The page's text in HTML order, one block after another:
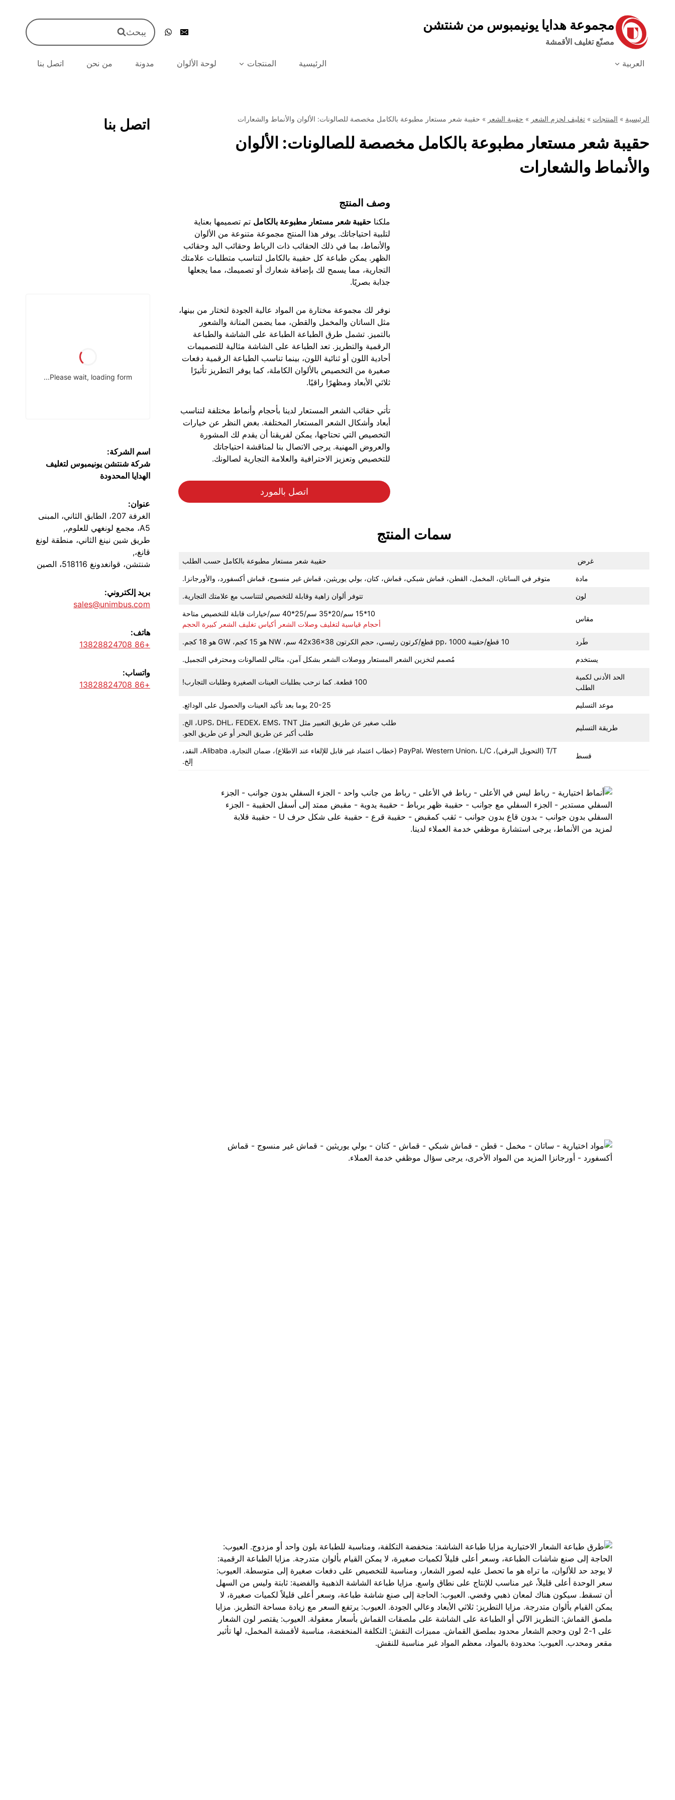
مجموعة هدايا يونيمبوس من شنتشن
مصنّع تغليف الأقمشة
يبحث
العربية الرئيسية المنتجات لوحة الألوان مدونة من نحن اتصل بنا
الرئيسية » المنتجات » تغليف لحزم الشعر » حقيبة الشعر » حقيبة شعر مستعار مطبوعة بالكامل مخصصة للصالونات: الألوان والأنماط والشعارات
حقيبة شعر مستعار مطبوعة بالكامل مخصصة للصالونات: الألوان
والأنماط والشعارات
وصف المنتج
ملكنا حقيبة شعر مستعار مطبوعة بالكامل تم تصميمها بعناية
لتلبية احتياجاتك. يوفر هذا المنتج مجموعة متنوعة من الألوان
والأنماط، بما في ذلك الحقائب ذات الرباط وحقائب اليد وحقائب
الظهر. يمكن طباعة كل حقيبة بالكامل لتناسب متطلبات علامتك
التجارية، مما يسمح لك بإضافة شعارك أو تصميمك، مما يجعلها
جذابة بصريًا.
نوفر لك مجموعة مختارة من المواد عالية الجودة لتختار من بينها،
مثل الساتان والمخمل والقطن، مما يضمن المتانة والشعور
بالتميز. تشمل طرق الطباعة الطباعة على الشاشة والطباعة
الرقمية والتطريز. تعد الطباعة على الشاشة مثالية للتصميمات
أحادية اللون أو ثنائية اللون، بينما تناسب الطباعة الرقمية دفعات
صغيرة من التخصيص بالألوان الكاملة، كما يوفر التطريز تأثيرًا
ثلاثي الأبعاد ومظهرًا راقيًا.
تأتي حقائب الشعر المستعار لدينا بأحجام وأنماط مختلفة لتناسب
أبعاد وأشكال الشعر المستعار المختلفة. بغض النظر عن خيارات
التخصيص التي تحتاجها، يمكن لفريقنا أن يقدم لك المشورة
والعروض المهنية. يرجى الاتصال بنا لمناقشة احتياجاتك
للتخصيص وتعزيز الاحترافية والعلامة التجارية لصالونك.
اتصل بالمورد
سمات المنتج
غرض حقيبة شعر مستعار مطبوعة بالكامل حسب الطلب
مادة متوفر في الساتان، المخمل، القطن، قماش شبكي، قماش، كتان، بولي يوريثين، قماش غير منسوج، قماش أكسفورد، والأورجانزا.
لون تتوفر ألوان زاهية وقابلة للتخصيص لتتناسب مع علامتك التجارية.
مقاس
10*15 سم/20*35 سم/25*40 سم/خيارات قابلة للتخصيص متاحة
أحجام قياسية لتغليف وصلات الشعر أكياس تغليف الشعر كبيرة الحجم
طَرد 10 قطع/حقيبة pp، 1000 قطع/كرتون رئيسي، حجم الكرتون 42x36x38 سم، NW هو 15 كجم، GW هو 18 كجم.
يستخدم مُصمم لتخزين الشعر المستعار ووصلات الشعر بشكل آمن، مثالي للصالونات ومحترفي التجميل.
الحد الأدنى لكمية
الطلب
100 قطعة. كما نرحب بطلبات العينات الصغيرة وطلبات التجارب!
موعد التسليم 20-25 يوما بعد تأكيد العينات والحصول على الودائع.
طريقة التسليم
طلب صغير عن طريق التعبير مثل UPS، DHL، FEDEX، EMS، TNT، الخ.
طلب أكبر عن طريق البحر أو عن طريق الجو.
قسط
T/T (التحويل البرقي)، PayPal، Western Union، L/C (خطاب اعتماد غير قابل للإلغاء عند الاطلاع)، ضمان التجارة، Alibaba، النقد،
إلخ.
اتصل بنا
اسم الشركة:
شركة شنتشن يونيمبوس لتغليف
الهدايا المحدودة
عنوان:
الغرفة 207، الطابق الثاني، المبنى
A5، مجمع لونغهي للعلوم،,
طريق شين نينغ الثاني، منطقة لونغ
قانغ،,
شنتشن، قوانغدونغ 518116، الصين
بريد إلكتروني:
sales@unimbus.com
هاتف:
+86 13828824708
واتساب:
+86 13828824708